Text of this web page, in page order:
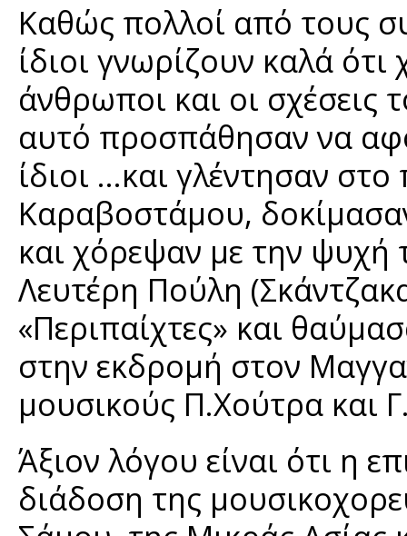
Καθώς πολλοί από τους
ίδιοι γνωρίζουν καλά
άνθρωποι και οι σχέσεις
αυτό προσπάθησαν να
ίδιοι ...και γλέντησαν
Καραβοστάμου,
και χόρεψαν με την ψυχή
Λευτέρη Πούλη
«Περιπαίχτες» και
στην εκδρομή στον
μουσικούς Π.Χούτρα και
Άξιον λόγου είναι ότι η
διάδοση της